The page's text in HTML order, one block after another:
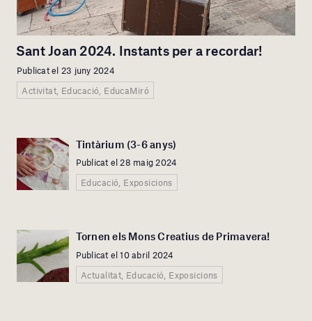
Sant Joan 2024. Instants per a recordar!
Publicat el 23 juny 2024
Activitat, Educació, EducaMiró
Tintàrium (3-6 anys)
Publicat el 28 maig 2024
Educació, Exposicions
Tornen els Mons Creatius de Primavera!
Publicat el 10 abril 2024
Actualitat, Educació, Exposicions